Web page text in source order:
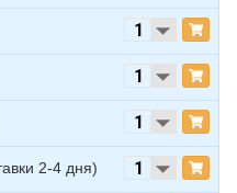
2-4 дня)